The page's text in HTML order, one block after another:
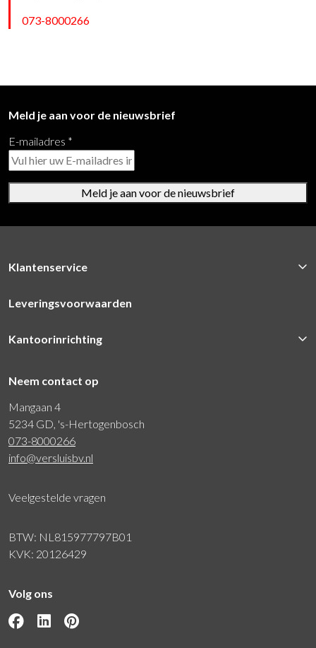
073-8000266
Meld je aan voor de nieuwsbrief
E-mailadres *
Meld je aan voor de nieuwsbrief
Klantenservice
Leveringsvoorwaarden
Kantoorinrichting
Neem contact op
Mangaan 4
5234 GD, 's-Hertogenbosch
073-8000266
info@versluisbv.nl
Veelgestelde vragen
BTW: NL815977797B01
KVK: 20126429
Volg ons